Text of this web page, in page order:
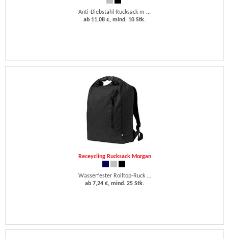
Anti-Diebstahl Rucksack m ...
ab 11,08 €, mind. 10 Stk.
Receycling Rucksack Morgan
Wasserfester Rolltop-Ruck ...
ab 7,24 €, mind. 25 Stk.